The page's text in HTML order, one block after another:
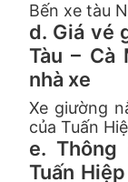
Bến xe tàu
d. Giá vé
Tàu – Cà
nhà xe
Xe giường
của Tuấn
e.
Tuấn